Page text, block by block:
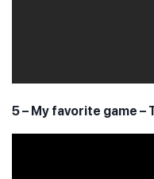
5 – My favorite game –